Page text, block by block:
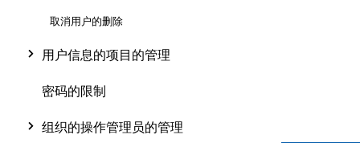
取消用户的删除
用户信息的项目的管理
密码的限制
组织的操作管理员的管理